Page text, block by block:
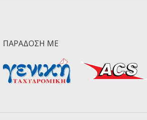
ΠΑΡΆΔΟΣΗ ΜΕ